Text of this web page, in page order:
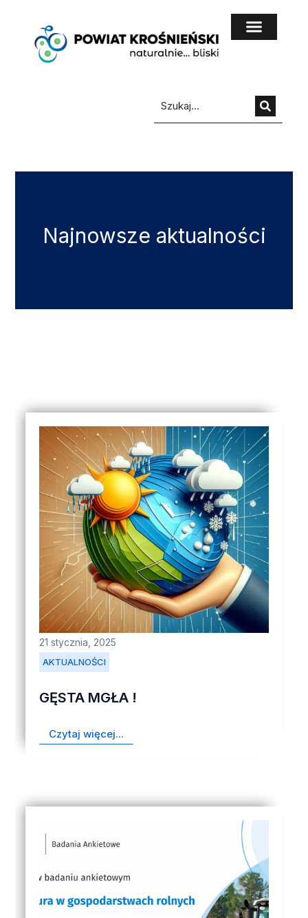
Najnowsze aktualności
AKTUALNOŚCI
21 stycznia, 2025
GĘSTA MGŁA !
Czytaj więcej...